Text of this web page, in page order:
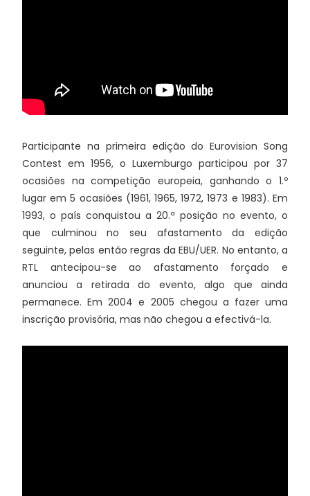
Participante na primeira edição do Eurovision Song
Contest em 1956, o Luxemburgo participou por 37
ocasiões na competição europeia, ganhando o 1.º
lugar em 5 ocasiões (1961, 1965, 1972, 1973 e 1983). Em
1993, o país conquistou a 20.ª posição no evento, o
que culminou no seu afastamento da edição
seguinte, pelas então regras da EBU/UER. No entanto, a
RTL antecipou-se ao afastamento forçado e
anunciou a retirada do evento, algo que ainda
permanece. Em 2004 e 2005 chegou a fazer uma
inscrição provisória, mas não chegou a efectivá-la.